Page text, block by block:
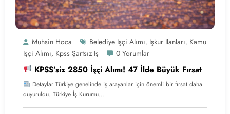
Muhsin Hoca Belediye Işçi Alımı, Işkur Ilanları, Kamu
Işçi Alımı, Kpss Şartsız Iş 0 Yorumlar
KPSS’siz 2850 İşçi Alımı! 47 İlde Büyük Fırsat
Detaylar Türkiye genelinde iş arayanlar için önemli bir fırsat daha
duyuruldu. Türkiye İş Kurumu…